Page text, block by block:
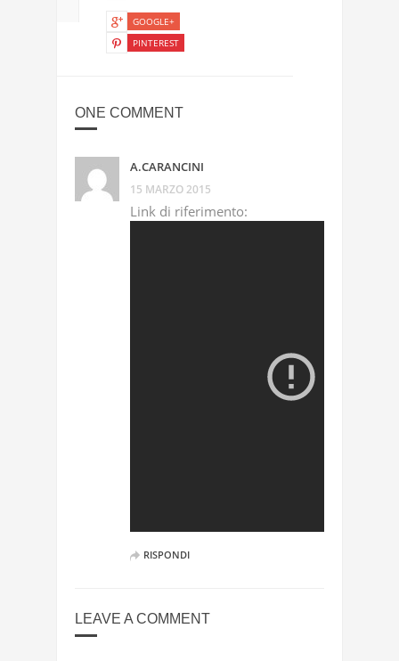
GOOGLE+
PINTEREST
ONE COMMENT
A.CARANCINI
15 MARZO 2015
Link di riferimento:
RISPONDI
LEAVE A COMMENT